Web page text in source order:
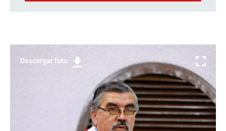
Descargar foto